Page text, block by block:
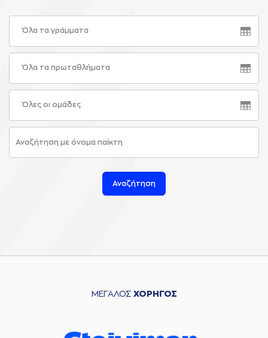
Όλα τα γράμματα
Όλα τα πρωταθλήματα
Όλες οι ομάδες
Αναζήτηση
ΜΕΓΑΛΟΣ ΧΟΡΗΓΟΣ